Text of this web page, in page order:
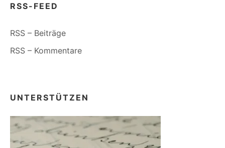
RSS-FEED
RSS – Beiträge
RSS – Kommentare
UNTERSTÜTZEN